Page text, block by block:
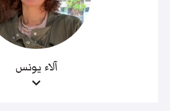
آلاء يونس